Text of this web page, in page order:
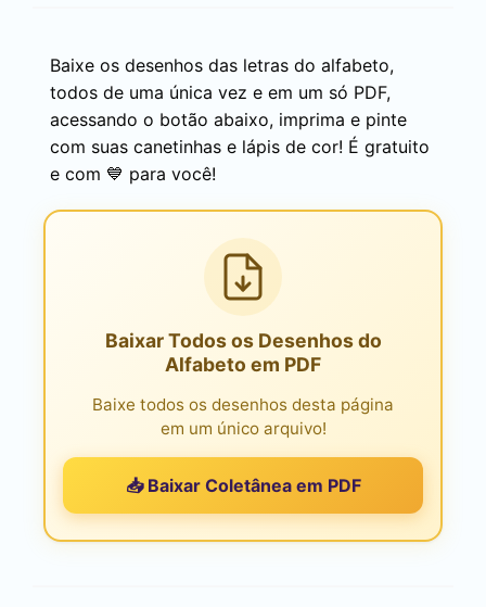
Baixe os desenhos das letras do alfabeto,
todos de uma única vez e em um só PDF,
acessando o botão abaixo, imprima e pinte
com suas canetinhas e lápis de cor! É gratuito
e com 💙 para você!
Baixar Todos os Desenhos do
Alfabeto em PDF
Baixe todos os desenhos desta página
em um único arquivo!
📥 Baixar Coletânea em PDF